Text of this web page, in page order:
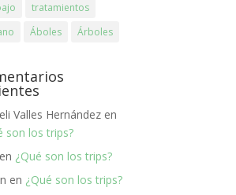
tratamientos
Áboles Árboles
Valles Hernández en
son los trips?
en ¿Qué son los trips?
en ¿Qué son los trips?